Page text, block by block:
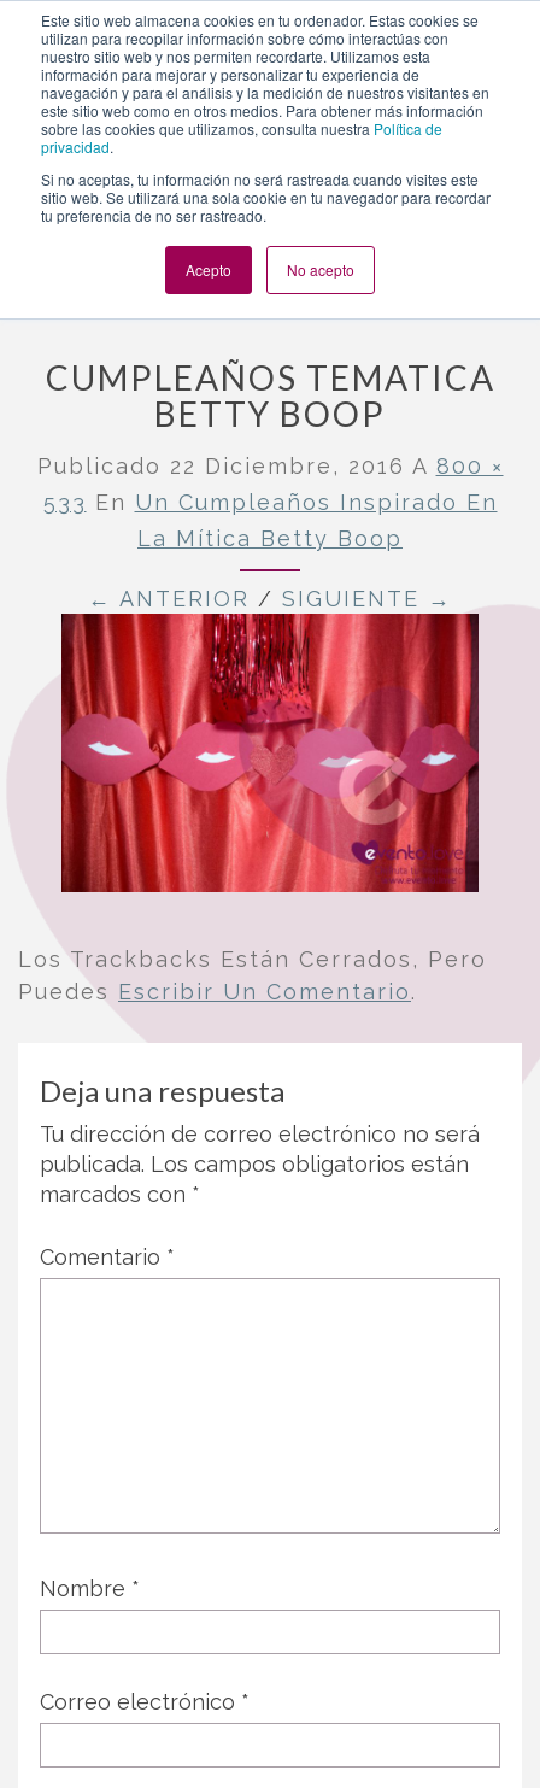
Este sitio web almacena cookies en tu ordenador. Estas cookies se
utilizan para recopilar información sobre cómo interactúas con
nuestro sitio web y nos permiten recordarte. Utilizamos esta
información para mejorar y personalizar tu experiencia de
navegación y para el análisis y la medición de nuestros visitantes en
este sitio web como en otros medios. Para obtener más información
sobre las cookies que utilizamos, consulta nuestra Política de
privacidad.
Si no aceptas, tu información no será rastreada cuando visites este
sitio web. Se utilizará una sola cookie en tu navegador para recordar
tu preferencia de no ser rastreado.
Acepto No acepto
https://www.evento.love/blog/cumpleanos-inspirado-la-
mitica-betty-boop-madrid-restaurante/mda-img_2371-48/
Nuestros eventos »Un cumpleaños inspirado en
»cumpleaños tematica betty boop
CUMPLEAÑOS TEMATICA
BETTY BOOP
Publicado 22 Diciembre, 2016 A 800 ×
533 En Un Cumpleaños Inspirado En
La Mítica Betty Boop
← ANTERIOR / SIGUIENTE →
Los Trackbacks Están Cerrados, Pero
Puedes Escribir Un Comentario.
Deja una respuesta
Tu dirección de correo electrónico no será
publicada. Los campos obligatorios están
marcados con *
Comentario *
Nombre *
Correo electrónico *